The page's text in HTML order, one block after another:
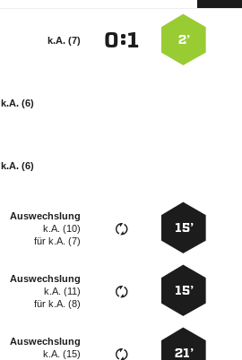
2’
:
k.A. (7)
k.A. (6)
k.A. (6)
15’
Auswechslung
k.A. (10)
fürk.A. (7)
15’
Auswechslung
k.A. (11)
fürk.A. (8)
21’
Auswechslung
k.A. (15)